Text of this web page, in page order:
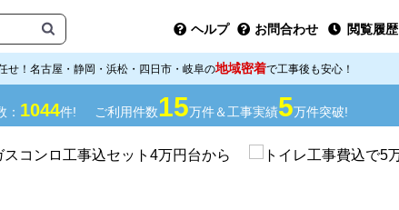
ヘルプ お問合わせ 閲覧履歴
せ！名古屋・静岡・浜松・四日市・岐阜の地域密着で工事後も安心！
： 1044件! ご利用件数15万件＆工事実績5万件突破!